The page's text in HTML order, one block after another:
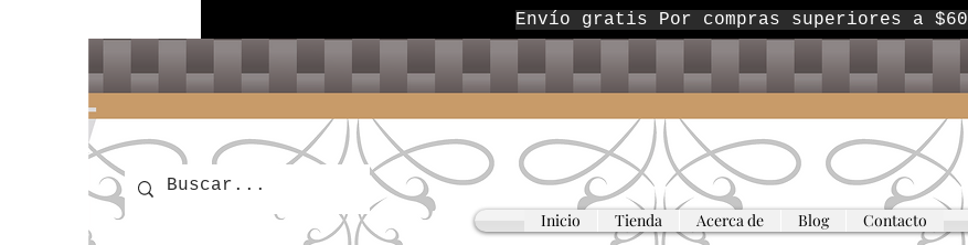
Envío gratis Por compras superiores a $60
Inicio Tienda Acerca de Blog Contacto